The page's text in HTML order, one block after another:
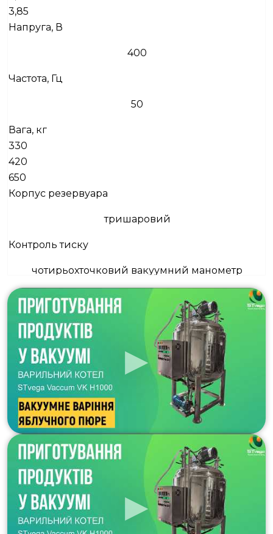
3,85
Напруга, В
400
Частота, Гц
50
Вага, кг
330
420
650
Корпус резервуара
тришаровий
Контроль тиску
чотирьохточковий вакуумний манометр
Контроль вакууму
автоматичний
Вид нагрівання внутрішнього міжстінного шару
електричний
Середовище у внутрішньому міжстінному шарі
Наповнення зовнішнього міжстінного шару
ізоляція із сольової бавовни
Система контролю температури
термопара PT100